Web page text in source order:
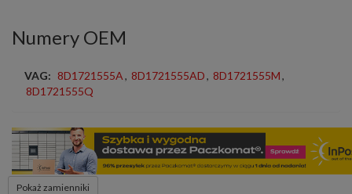
Numery OEM
VAG: 8D1721555A, 8D1721555AD, 8D1721555M,
8D1721555Q
Pokaż zamienniki